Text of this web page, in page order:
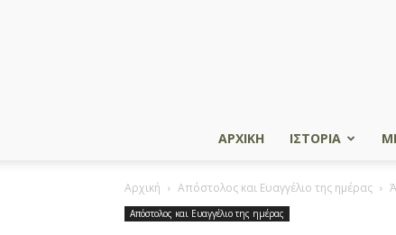
ΑΡΧΙΚΗ ΙΣΤΟΡΙΑ
Αρχική Απόστολος και Ευαγγέλιο της ημέρας
Απόστολος και Ευαγγέλιο της ημέρας